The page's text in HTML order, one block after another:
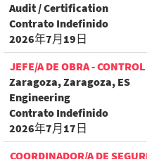
Audit / Certification
Contrato Indefinido
2026年7月19日
JEFE/A DE OBRA - CONTROL
Zaragoza, Zaragoza, ES
Engineering
Contrato Indefinido
2026年7月17日
COORDINADOR/A DE